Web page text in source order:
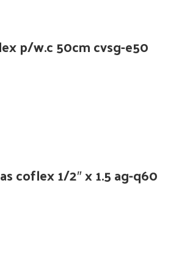
p/w.c 50cm cvsg-e50
coflex 1/2″ x 1.5 ag-q60